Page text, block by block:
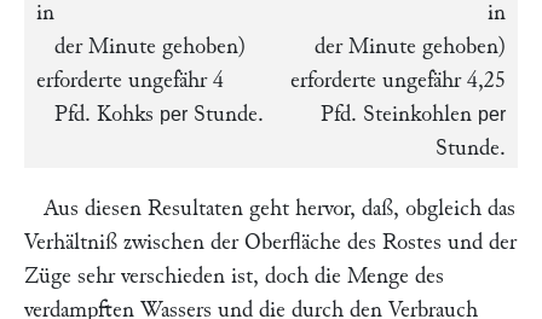
in
der Minute gehoben)
erforderte ungefähr 4
Pfd. Kohks per Stunde.
in
der Minute gehoben)
erforderte ungefähr 4,25
Pfd. Steinkohlen per
Stunde.
Aus diesen Resultaten geht hervor, daß, obgleich das
Verhältniß zwischen der Oberfläche des Rostes und der
Züge sehr verschieden ist, doch die Menge des
verdampften Wassers und die durch den Verbrauch